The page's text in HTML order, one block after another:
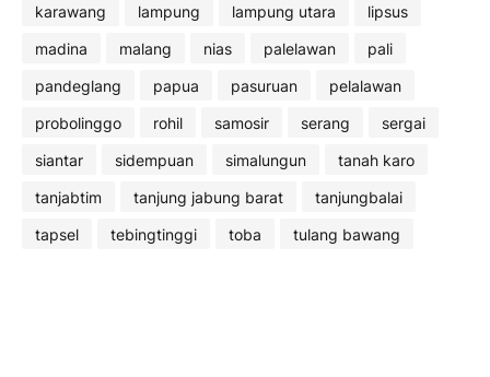
karawang
lampung lampung utara
lipsus
madina
malang nias palelawan
pali
pandeglang
papua pasuruan
pelalawan
probolinggo
rohil samosir serang
sergai
siantar
sidempuan simalungun
tanah karo
tanjabtim
tanjung jabung barat
tanjungbalai
tapsel
tebingtinggi toba tulang bawang